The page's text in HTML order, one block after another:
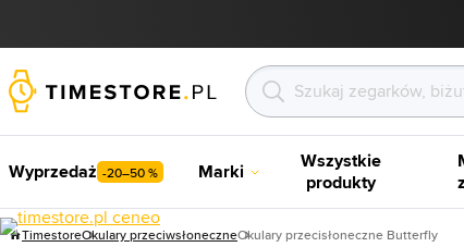
Wyprzedaż -20–50 % Marki
Wszystkie
produkty
TimestoreOkulary przeciwsłoneczneOkulary przecisłoneczne Butterfly